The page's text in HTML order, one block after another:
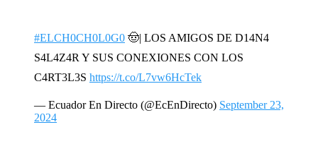
#ELCH0CH0L0G0 🤠| LOS AMIGOS DE D14N4
S4L4Z4R Y SUS CONEXIONES CON LOS
C4RT3L3S https://t.co/L7vw6HcTek
— Ecuador En Directo (@EcEnDirecto) September 23,
2024